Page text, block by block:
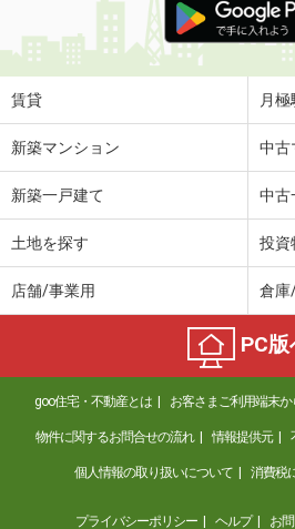
賃貸 月
新築マンション 中古
新築一戸建て 中古
土地を探す 投資
店舗/事業用 倉庫
PC版
goo住宅・不動産とは お客さまご利用端末
物件に関するお問合せの流れ 情報提供元
個人情報の取り扱いについて 消費税
プライバシーポリシー ヘルプ お